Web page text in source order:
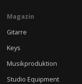
Magazin
Gitarre
Keys
Musikproduktion
Studio Equipment